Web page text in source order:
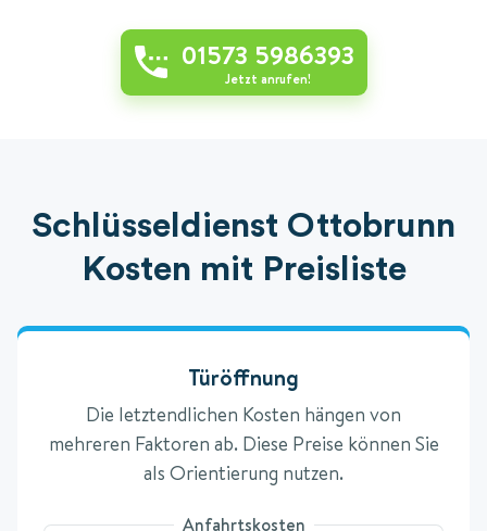
01573 5986393
Jetzt anrufen!
Schlüsseldienst Ottobrunn
Kosten mit Preisliste
Türöffnung
Die letztendlichen Kosten hängen von
mehreren Faktoren ab. Diese Preise können Sie
als Orientierung nutzen.
Anfahrtskosten